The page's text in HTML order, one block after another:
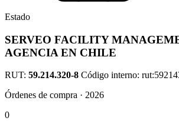
Estado
SERVEO FACILITY
AGENCIA EN CHILE
RUT: 59.214.320-8 Código interno:
Órdenes de compra · 2026
0